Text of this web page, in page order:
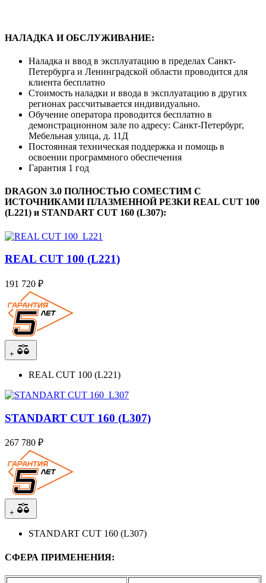
НАЛАДКА И ОБСЛУЖИВАНИЕ:
Наладка и ввод в эксплуатацию в пределах Санкт-
Петербурга и Ленинградской области проводится для
клиента бесплатно
Стоимость наладки и ввода в эксплуатацию в других
регионах рассчитывается индивидуально.
Обучение оператора проводится бесплатно в
демонстрационном зале по адресу: Санкт-Петербург,
Мебельная улица, д. 11Д
Постоянная техническая поддержка и помощь в
освоении программного обеспечения
Гарантия 1 год
DRAGON 3.0 ПОЛНОСТЬЮ СОМЕСТИМ С
ИСТОЧНИКАМИ ПЛАЗМЕННОЙ РЕЗКИ REAL CUT 100
(L221) и STANDART CUT 160 (L307):
REAL CUT 100 (L221)
191 720 ₽
+
REAL CUT 100 (L221)
STANDART CUT 160 (L307)
267 780 ₽
+
STANDART CUT 160 (L307)
СФЕРА ПРИМЕНЕНИЯ: